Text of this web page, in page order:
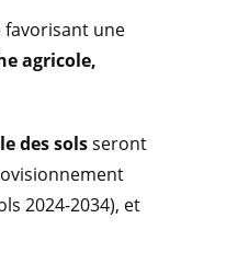
favorisant une
agricole,
des solsseront
2024-2034), et